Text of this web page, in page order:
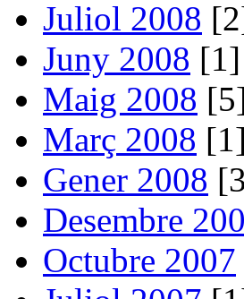
Juliol 2008
Juny 2008 [1]
Maig 2008
Març 2008 [1]
Gener 2008
Desembre
Octubre 2007